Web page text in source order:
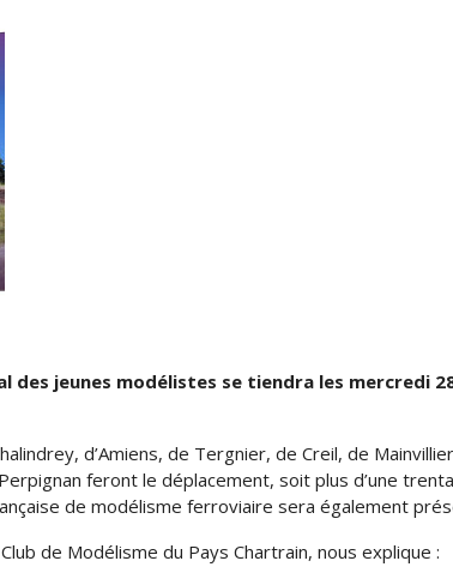
des jeunes modélistes se tiendra les mercredi
d’Amiens, de Tergnier, de Creil, de
feront le déplacement, soit plus d’une
de modélisme ferroviaire sera également
de Modélisme du Pays Chartrain, nous explique :